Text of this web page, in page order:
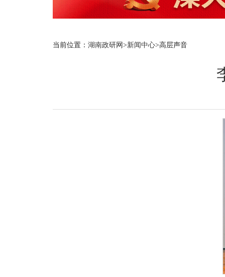
当前位置： 湖南政研网 >新闻中心>高层声音